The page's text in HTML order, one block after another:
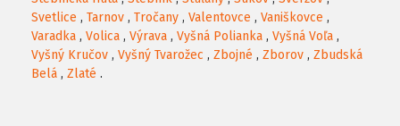
Svetlice , Tarnov , Tročany , Valentovce , Vaniškovce ,
Varadka , Volica , Výrava , Vyšná Polianka , Vyšná Voľa ,
Vyšný Kručov , Vyšný Tvarožec , Zbojné , Zborov , Zbudská
Belá , Zlaté .